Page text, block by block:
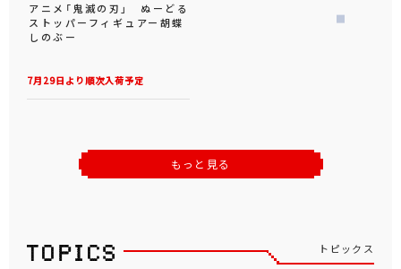
7月29日より順次入荷予定
アニメ「鬼滅の刃」 ぬーどる
ストッパーフィギュアー胡蝶
しのぶー
もっと見る
トピックス